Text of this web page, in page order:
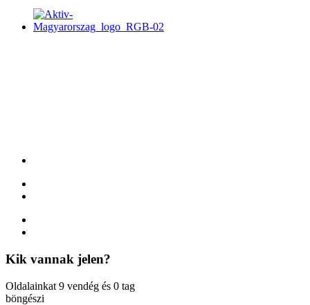
Kik vannak jelen?
Oldalainkat 9 vendég és 0 tag
böngészi